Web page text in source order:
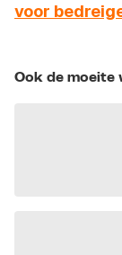
voor
Ook de moeite